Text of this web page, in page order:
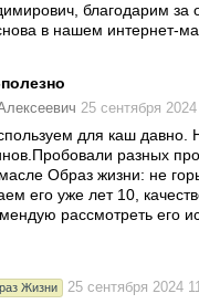
благодарим за
в нашем интернет-
25 сентября
для каш давно.
разных
Образ жизни: не
его уже лет 10,
рассмотреть его
Жизни 25 сентября 2024